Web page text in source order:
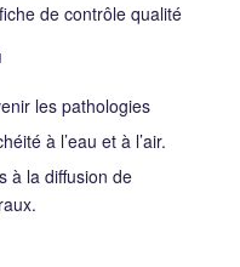
de contrôle qualité
les pathologies
à l’eau et à l’air.
à la diffusion de